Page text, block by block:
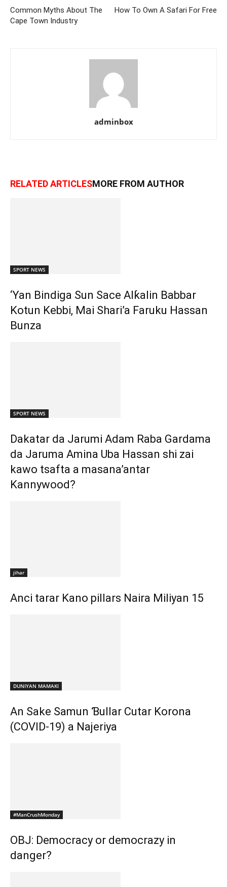
Common Myths About The
Cape Town Industry
How To Own A Safari For Free
adminbox
RELATED ARTICLESMORE FROM AUTHOR
SPORT NEWS
‘Yan Bindiga Sun Sace Alƙalin Babbar
Kotun Kebbi, Mai Shari’a Faruku Hassan
Bunza
SPORT NEWS
Dakatar da Jarumi Adam Raba Gardama
da Jaruma Amina Uba Hassan shi zai
kawo tsafta a masana’antar
Kannywood?
jihar
Anci tarar Kano pillars Naira Miliyan 15
DUNIYAN MAMAKI
An Sake Samun Ɓullar Cutar Korona
(COVID-19) a Najeriya
#ManCrushMonday
OBJ: Democracy or democrazy in
danger?